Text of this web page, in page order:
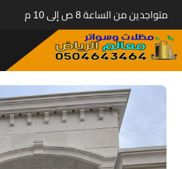
متواجدين من الساعة 8 ص إلى 10 م